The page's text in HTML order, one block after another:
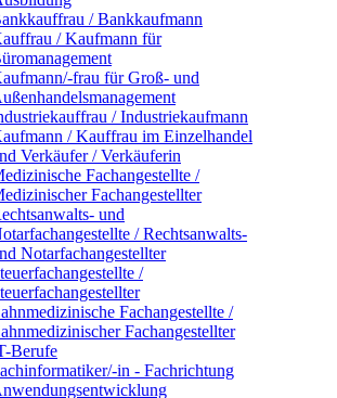
/ Bankkaufmann
/ Kaufmann für
frau für Groß- und
/ Industriekaufmann
/ Kauffrau im Einzelhandel
Verkäufer / Verkäuferin
Fachangestellte /
Fachangestellter
und
/ Rechtsanwalts-
Notarfachangestellter
/
Fachangestellte /
Fachangestellter
Berufe
in - Fachrichtung